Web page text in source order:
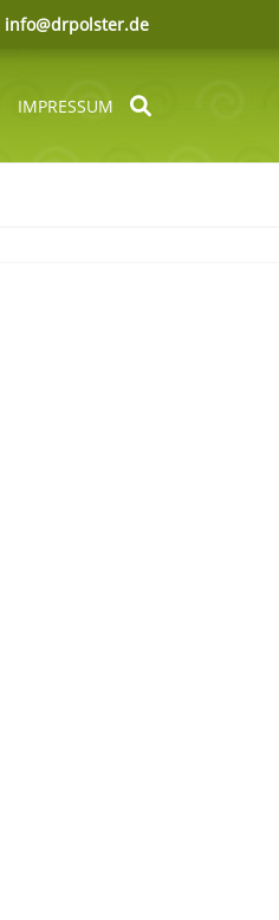
info@drpolster.de
IMPRESSUM